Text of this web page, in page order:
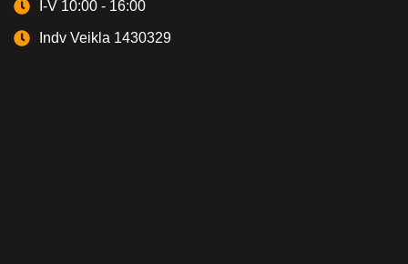
I-V 10:00 - 16:00
Indv Veikla 1430329